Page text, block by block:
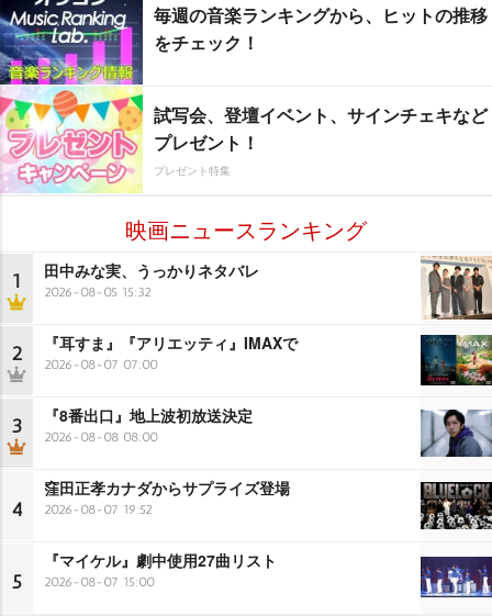
毎週の音楽ランキングから、ヒットの推移
をチェック！
試写会、登壇イベント、サインチェキなど
プレゼント！
プレゼント特集
映画ニュースランキング
1 田中みな実、うっかりネタバレ
2026-08-05 15:32
2 『耳すま』『アリエッティ』IMAXで
2026-08-07 07:00
3 『8番出口』地上波初放送決定
2026-08-08 08:00
4
窪田正孝カナダからサプライズ登場
2026-08-07 19:52
5
『マイケル』劇中使用27曲リスト
2026-08-07 15:00